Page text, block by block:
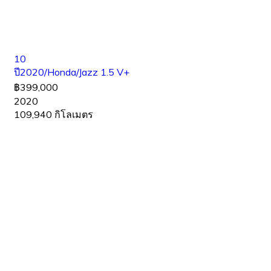
10
ปี2020/Honda/Jazz 1.5 V+
฿399,000
2020
109,940 กิโลเมตร